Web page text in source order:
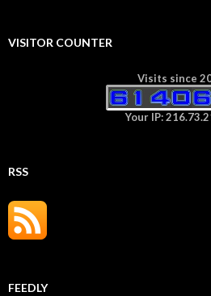
VISITOR COUNTER
Visits since
Your IP:
RSS
FEEDLY